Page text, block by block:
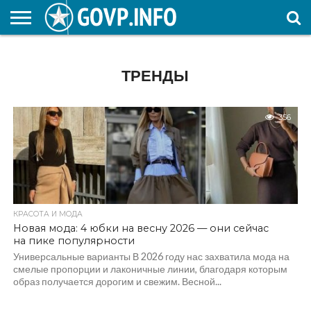
ТРЕНДЫ
356
КРАСОТА И МОДА
Новая мода: 4 юбки на весну 2026 — они сейчас
на пике популярности
Универсальные варианты В 2026 году нас захватила мода на
смелые пропорции и лаконичные линии, благодаря которым
образ получается дорогим и свежим. Весной...